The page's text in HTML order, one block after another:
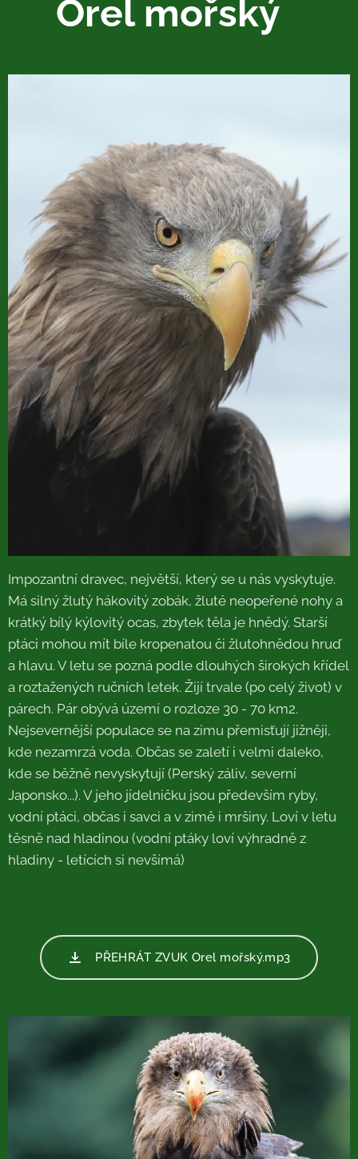
Orel mořský
Impozantní dravec, největší, který se u nás vyskytuje.
Má silný žlutý hákovitý zobák, žluté neopeřené nohy a
krátký bílý kýlovitý ocas, zbytek těla je hnědý. Starší
ptáci mohou mít bíle kropenatou či žlutohnědou hruď
a hlavu. V letu se pozná podle dlouhých širokých křídel
a roztažených ručních letek. Žijí trvale (po celý život) v
párech. Pár obývá území o rozloze 30 - 70 km2.
Nejsevernější populace se na zimu přemisťují jižněji,
kde nezamrzá voda. Občas se zaletí i velmi daleko,
kde se běžně nevyskytují (Perský záliv, severní
Japonsko...). V jeho jídelničku jsou především ryby,
vodní ptáci, občas i savci a v zimě i mršiny. Loví v letu
těsně nad hladinou (vodní ptáky loví výhradně z
hladiny - letících si nevšímá)
PŘEHRÁT ZVUK Orel mořský.mp3